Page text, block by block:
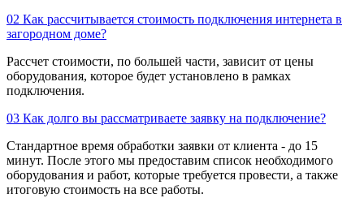
02 Как рассчитывается стоимость подключения интернета в
загородном доме?
Рассчет стоимости, по большей части, зависит от цены
оборудования, которое будет установлено в рамках
подключения.
03 Как долго вы рассматриваете заявку на подключение?
Стандартное время обработки заявки от клиента - до 15
минут. После этого мы предоставим список необходимого
оборудования и работ, которые требуется провести, а также
итоговую стоимость на все работы.